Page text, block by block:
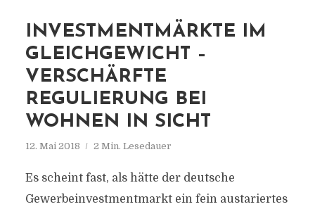
INVESTMENTMÄRKTE IM
GLEICHGEWICHT –
VERSCHÄRFTE
REGULIERUNG BEI
WOHNEN IN SICHT
12. Mai 2018 2 Min. Lesedauer
Es scheint fast, als hätte der deutsche
Gewerbeinvestmentmarkt ein fein austariertes